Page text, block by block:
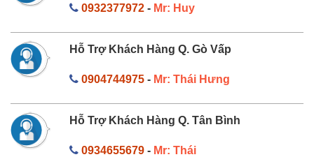
0932377972- Mr: Huy
Hỗ Trợ Khách Hàng Q. Gò Vấp
0904744975- Mr: Thái Hưng
Hỗ Trợ Khách Hàng Q. Tân Bình
0934655679- Mr: Thái